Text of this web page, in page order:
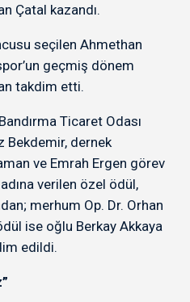
Çatal kazandı.
seçilen Ahmethan
geçmiş dönem
takdim etti.
Ticaret Odası
Bekdemir, dernek
ve Emrah Ergen görev
verilen özel ödül,
merhum Op. Dr. Orhan
ise oğlu Berkay Akkaya
edildi.